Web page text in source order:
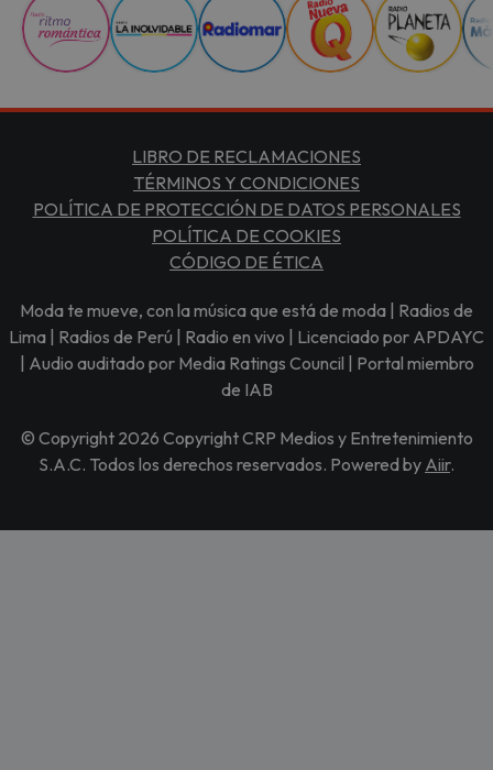
LIBRO DE RECLAMACIONES
TÉRMINOS Y CONDICIONES
POLÍTICA DE PROTECCIÓN DE DATOS PERSONALES
POLÍTICA DE COOKIES
CÓDIGO DE ÉTICA
Moda te mueve, con la música que está de moda | Radios de
Lima | Radios de Perú | Radio en vivo | Licenciado por APDAYC
| Audio auditado por Media Ratings Council | Portal miembro
de IAB
© Copyright 2026 Copyright CRP Medios y Entretenimiento
S.A.C. Todos los derechos reservados. Powered by Aiir.